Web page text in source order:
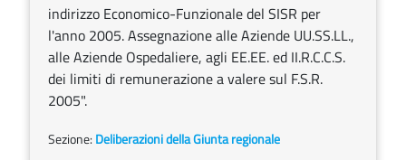
indirizzo Economico-Funzionale del SISR per
l'anno 2005. Assegnazione alle Aziende UU.SS.LL.,
alle Aziende Ospedaliere, agli EE.EE. ed II.R.C.C.S.
dei limiti di remunerazione a valere sul F.S.R.
2005".
Sezione: Deliberazioni della Giunta regionale